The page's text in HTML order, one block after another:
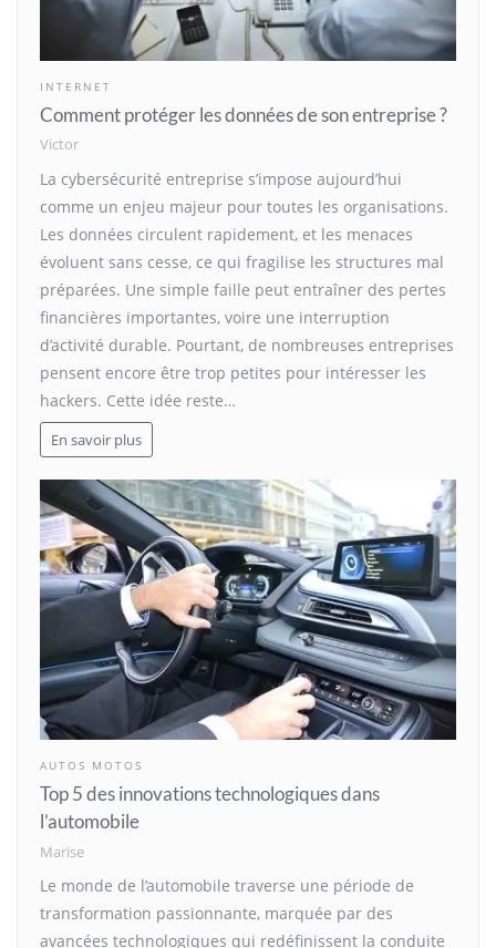
INTERNET
Comment protéger les données de son entreprise ?
Victor
La cybersécurité entreprise s’impose aujourd’hui
comme un enjeu majeur pour toutes les organisations.
Les données circulent rapidement, et les menaces
évoluent sans cesse, ce qui fragilise les structures mal
préparées. Une simple faille peut entraîner des pertes
financières importantes, voire une interruption
d’activité durable. Pourtant, de nombreuses entreprises
pensent encore être trop petites pour intéresser les
hackers. Cette idée reste…
En savoir plus
AUTOS MOTOS
Top 5 des innovations technologiques dans
l’automobile
Marise
Le monde de l’automobile traverse une période de
transformation passionnante, marquée par des
avancées technologiques qui redéfinissent la conduite